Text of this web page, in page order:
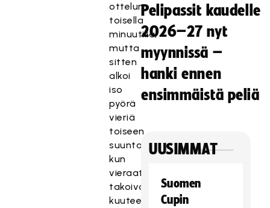
ottelun
toisella
minuutilla,
mutta
sitten
alkoi
iso
pyörä
vieriä
toiseen
suuntaan
kun
vieraat
takoivat
kuuteen
Pelipassit kaudelle
2026–27 nyt
myynnissä –
hanki ennen
ensimmäistä peliä
UUSIMMAT
Suomen
Cupin